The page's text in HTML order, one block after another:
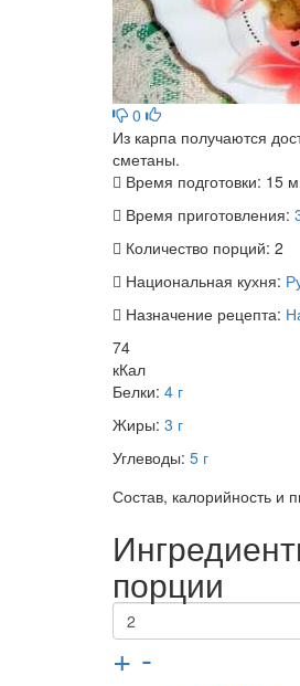
0
Из карпа получаются
сметаны.
Время подготовки: 15
Время приготовления:
Количество порций: 2
Национальная кухня:
Назначение рецепта:
74
кКал
Белки: 4 г
Жиры: 3 г
Углеводы: 5 г
Состав, калорийность и
порции
+ -